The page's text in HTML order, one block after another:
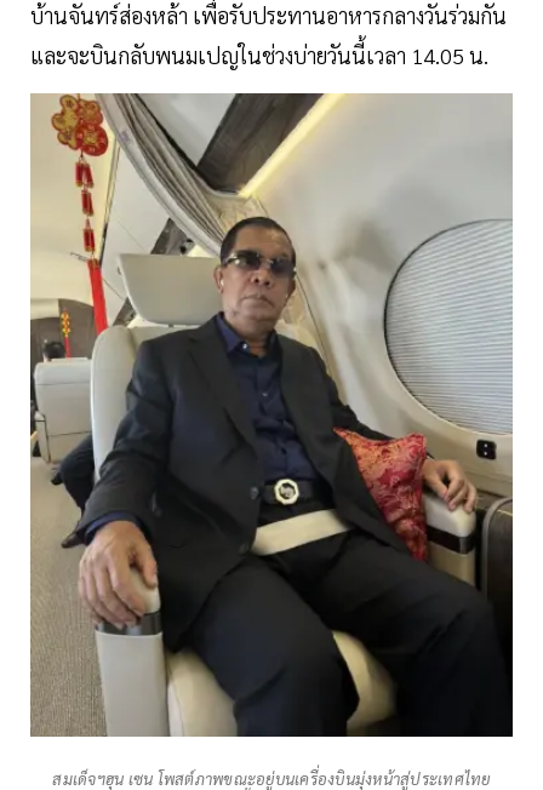
บ้านจันทร์ส่องหล้า เพื่อรับประทานอาหารกลางวันร่วมกัน
และจะบินกลับพนมเปญในช่วงบ่ายวันนี้เวลา 14.05 น.
สมเด็จฯฮุน เซน โพสต์ภาพขณะอยู่บนเครื่องบินมุ่งหน้าสู่ประเทศไทย